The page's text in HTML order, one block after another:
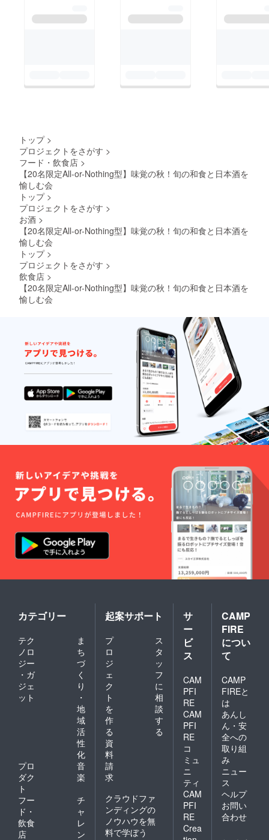
トップ >
プロジェクトをさがす >
フード・飲食店 >
【20名限定All-or-Nothing型】味覚の秋！旬の和食と日本酒を
愉しむ会
トップ >
プロジェクトをさがす >
お酒 >
【20名限定All-or-Nothing型】味覚の秋！旬の和食と日本酒を
愉しむ会
トップ >
プロジェクトをさがす >
飲食店 >
【20名限定All-or-Nothing型】味覚の秋！旬の和食と日本酒を
愉しむ会
カテゴリー
テク
ノロ
ジー
・ガ
ジェ
ット
ま
ち
づ
く
り
・
地
域
活
性
化
プロ
ダク
ト
音
楽
フー
ド・
飲食
店
チ
ャ
レ
ン
起案サポート
プ
ロ
ジ
ェ
ク
ト
を
作
る
ス
タ
ッ
フ
に
相
談
す
る
資
料
請
求
クラウドファ
ンディングの
ノウハウを無
料で学ぼう
サ
ー
ビ
ス
CAM
PFI
RE
CAM
PFI
RE
コ
ミュ
ニ
ティ
CAM
PFI
RE
Crea
CAMP
FIRE
につい
て
CAMP
FIREと
は
あんし
ん・安
全への
取り組
み
ニュー
ス
ヘルプ
お問い
合わせ